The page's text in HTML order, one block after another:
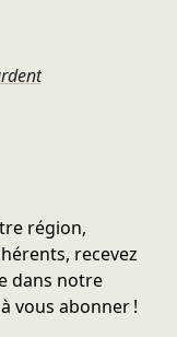
région,
recevez
dans notre
vous abonner !